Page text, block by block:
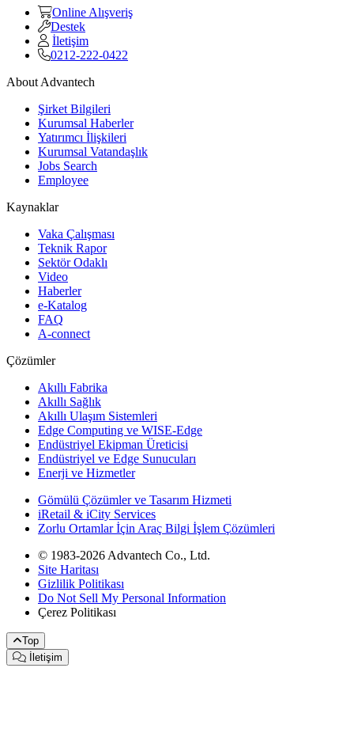
Online Alışveriş
Destek
İletişim
0212-222-0422
About Advantech
Şirket Bilgileri
Kurumsal Haberler
Yatırımcı İlişkileri
Kurumsal Vatandaşlık
Jobs Search
Employee
Kaynaklar
Vaka Çalışması
Teknik Rapor
Sektör Odaklı
Video
Haberler
e-Katalog
FAQ
A-connect
Çözümler
Akıllı Fabrika
Akıllı Sağlık
Akıllı Ulaşım Sistemleri
Edge Computing ve WISE-Edge
Endüstriyel Ekipman Üreticisi
Endüstriyel ve Edge Sunucuları
Enerji ve Hizmetler
Gömülü Çözümler ve Tasarım Hizmeti
iRetail & iCity Services
Zorlu Ortamlar İçin Araç Bilgi İşlem Çözümleri
© 1983-2026 Advantech Co., Ltd.
Site Haritası
Gizlilik Politikası
Do Not Sell My Personal Information
Çerez Politikası
Top
İletişim